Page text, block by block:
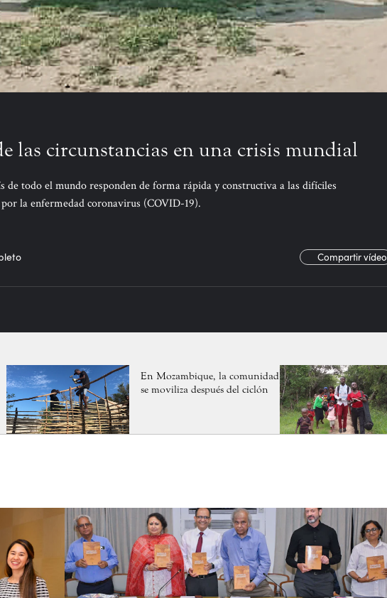
las circunstancias en una crisis mundial
de todo el mundo responden de forma rápida y constructiva a las difíciles
por la enfermedad coronavirus (COVID-19).
Compartir vídeo
En Mozambique, la comunidad
se moviliza después del ciclón